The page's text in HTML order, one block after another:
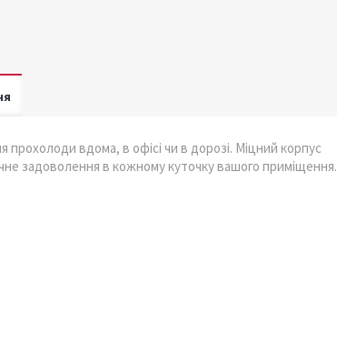
прохолоди вдома, в офісі чи в дорозі. Міцний корпус
задоволення в кожному куточку вашого приміщення.